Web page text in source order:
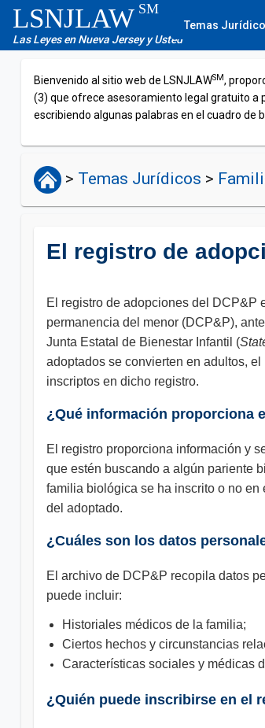
LSNJLAW SM
Las Leyes en Nueva Jersey y Usted
Temas
Bienvenido al sitio web de LSNJLAWSM,
(3) que ofrece asesoramiento legal gratuito a
escribiendo algunas palabras en el cuadro de
> Temas Jurídicos >
El registro de
El registro de adopciones del DCP&P
permanencia del menor (DCP&P),
Junta Estatal de Bienestar Infantil (
adoptados se convierten en adultos,
inscriptos en dicho registro.
¿Qué información proporciona
El registro proporciona información y
que estén buscando a algún pariente
familia biológica se ha inscrito o no
del adoptado.
¿Cuáles son los datos
El archivo de DCP&P recopila datos
puede incluir:
Historiales médicos de la familia;
Ciertos hechos y circunstancias
Características sociales y médicas
¿Quién puede inscribirse en el